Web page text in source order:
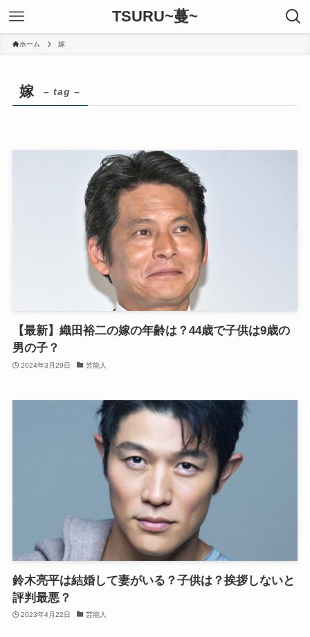
TSURU~蔓~
ホーム 嫁
嫁 – tag –
【最新】織田裕二の嫁の年齢は？44歳で子供は9歳の
男の子？
2024年3月29日 芸能人
鈴木亮平は結婚して妻がいる？子供は？挨拶しないと
評判最悪？
2023年4月22日 芸能人